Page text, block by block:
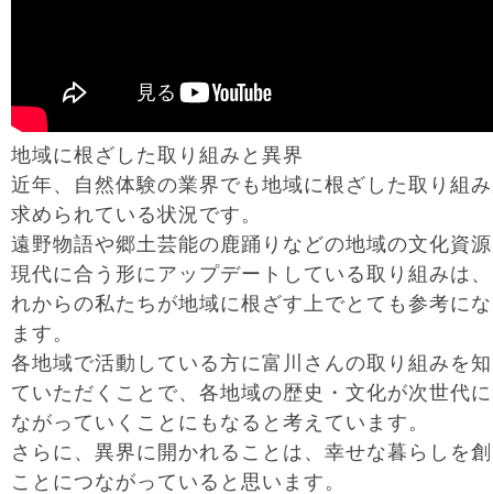
地域に根ざした取り組みと異界
近年、自然体験の業界でも地域に根ざした取り組
求められている状況です。
遠野物語や郷土芸能の鹿踊りなどの地域の文化資
現代に合う形にアップデートしている取り組みは
れからの私たちが地域に根ざす上でとても参考に
ます。
各地域で活動している方に富川さんの取り組みを
ていただくことで、各地域の歴史・文化が次世代
ながっていくことにもなると考えています。
さらに、異界に開かれることは、幸せな暮らしを
ことにつながっていると思います。